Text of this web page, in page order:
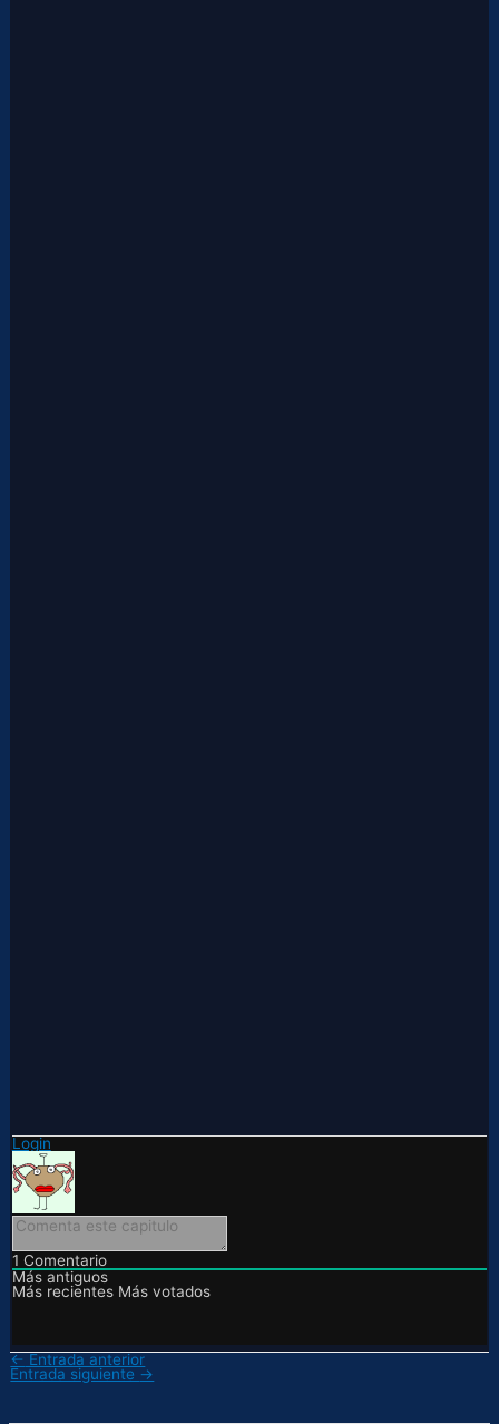
Login
1 Comentario
Más antiguos
Más recientes Más votados
← Entrada anterior
Entrada siguiente →